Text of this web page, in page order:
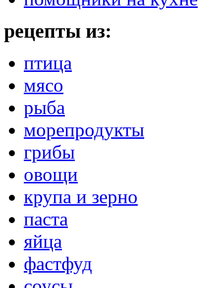
рецепты из:
птица
мясо
рыба
морепродукты
грибы
овощи
крупа и зерно
паста
яйца
фастфуд